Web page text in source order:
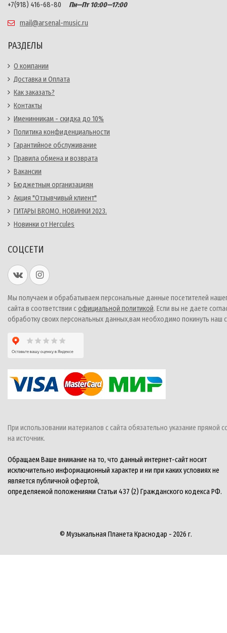
+7(918) 416-68-80
Пн—Пт 10:00—17:00
mail@arsenal-music.ru
РАЗДЕЛЫ
О компании
Доставка и Оплата
Как заказать?
Контакты
Именинникам - скидка до 10%
Политика конфиденциальности
Гарантийное обслуживание
Правила обмена и возврата
Вакансии
Бюджетным организациям
Акция "Отзывчивый клиент"
ГИТАРЫ BROMO. НОВИНКИ 2023.
Новинки от Hercules
СОЦСЕТИ
Мы получаем и обрабатываем персональные данные посетителей
сайта в соответствии софициальной политикой. Если вы не даете
обработку своих персональных данных,вам необходимо покинуть наш
При использовании материалов с сайта обязательно указание прямой
на источник.
Обращаем Ваше внимание на то, что данный интернет-сайт носит
исключительно информационный характер и ни при каких условиях не
является публичной офертой,
определяемой положениями Статьи 437 (2) Гражданского кодекса РФ.
© Музыкальная Планета Краснодар - 2026 г.